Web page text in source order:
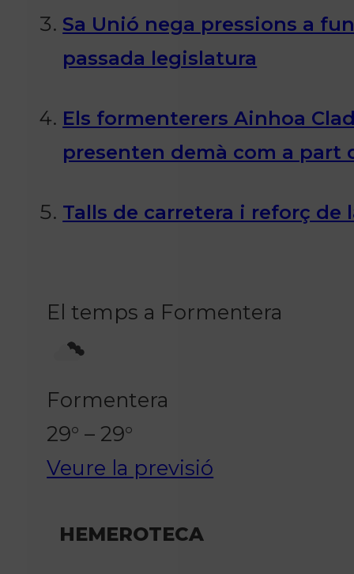
Sa Unió nega pressions a
passada legislatura
Els formenterers Ainhoa
presenten demà com a part
Talls de carretera i reforç de
El temps a Formentera
Formentera
29° – 29°
Veure la previsió
HEMEROTECA